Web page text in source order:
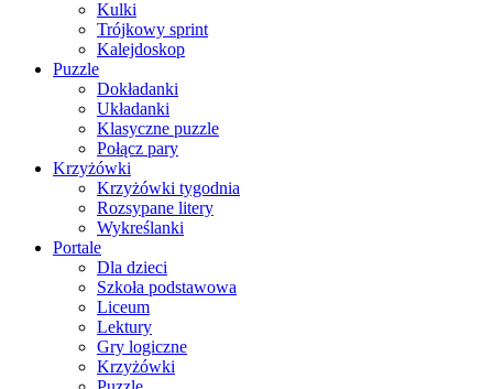
Kulki
Trójkowy sprint
Kalejdoskop
Puzzle
Dokładanki
Układanki
Klasyczne puzzle
Połącz pary
Krzyżówki
Krzyżówki tygodnia
Rozsypane litery
Wykreślanki
Portale
Dla dzieci
Szkoła podstawowa
Liceum
Lektury
Gry logiczne
Krzyżówki